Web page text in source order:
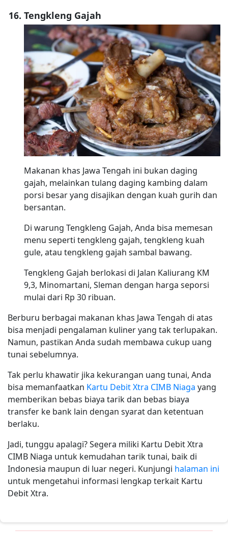
Tengkleng Gajah
Makanan khas Jawa Tengah ini bukan daging
gajah, melainkan tulang daging kambing dalam
porsi besar yang disajikan dengan kuah gurih dan
bersantan.
Di warung Tengkleng Gajah, Anda bisa memesan
menu seperti tengkleng gajah, tengkleng kuah
gule, atau tengkleng gajah sambal bawang.
Tengkleng Gajah berlokasi di Jalan Kaliurang KM
9,3, Minomartani, Sleman dengan harga seporsi
mulai dari Rp 30 ribuan.
Berburu berbagai makanan khas Jawa Tengah di atas
bisa menjadi pengalaman kuliner yang tak terlupakan.
Namun, pastikan Anda sudah membawa cukup uang
tunai sebelumnya.
Tak perlu khawatir jika kekurangan uang tunai, Anda
bisa memanfaatkan Kartu Debit Xtra CIMB Niaga yang
memberikan bebas biaya tarik dan bebas biaya
transfer ke bank lain dengan syarat dan ketentuan
berlaku.
Jadi, tunggu apalagi? Segera miliki Kartu Debit Xtra
CIMB Niaga untuk kemudahan tarik tunai, baik di
Indonesia maupun di luar negeri. Kunjungi halaman ini
untuk mengetahui informasi lengkap terkait Kartu
Debit Xtra.